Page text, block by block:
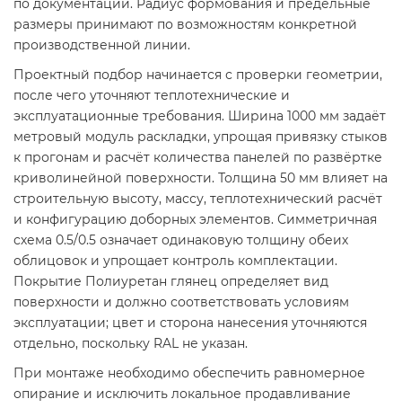
по документации. Радиус формования и предельные
размеры принимают по возможностям конкретной
производственной линии.
Проектный подбор начинается с проверки геометрии,
после чего уточняют теплотехнические и
эксплуатационные требования. Ширина 1000 мм задаёт
метровый модуль раскладки, упрощая привязку стыков
к прогонам и расчёт количества панелей по развёртке
криволинейной поверхности. Толщина 50 мм влияет на
строительную высоту, массу, теплотехнический расчёт
и конфигурацию доборных элементов. Симметричная
схема 0.5/0.5 означает одинаковую толщину обеих
облицовок и упрощает контроль комплектации.
Покрытие Полиуретан глянец определяет вид
поверхности и должно соответствовать условиям
эксплуатации; цвет и сторона нанесения уточняются
отдельно, поскольку RAL не указан.
При монтаже необходимо обеспечить равномерное
опирание и исключить локальное продавливание